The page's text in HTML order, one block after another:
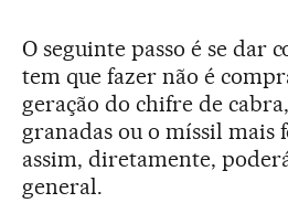
O seguinte passo é se dar
tem que fazer não é
geração do chifre de
granadas ou o míssil mais
assim, diretamente,
general.